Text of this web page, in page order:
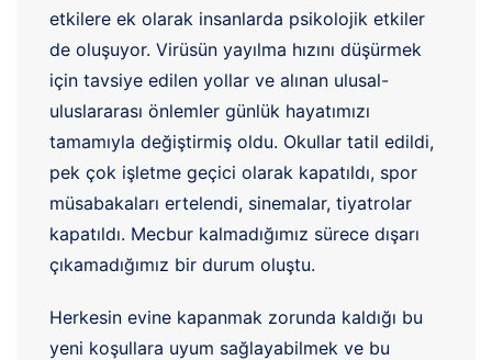
etkilere ek olarak insanlarda psikolojik etkiler
de oluşuyor. Virüsün yayılma hızını düşürmek
için tavsiye edilen yollar ve alınan ulusal-
uluslararası önlemler günlük hayatımızı
tamamıyla değiştirmiş oldu. Okullar tatil edildi,
pek çok işletme geçici olarak kapatıldı, spor
müsabakaları ertelendi, sinemalar, tiyatrolar
kapatıldı. Mecbur kalmadığımız sürece dışarı
çıkamadığımız bir durum oluştu.
Herkesin evine kapanmak zorunda kaldığı bu
yeni koşullara uyum sağlayabilmek ve bu